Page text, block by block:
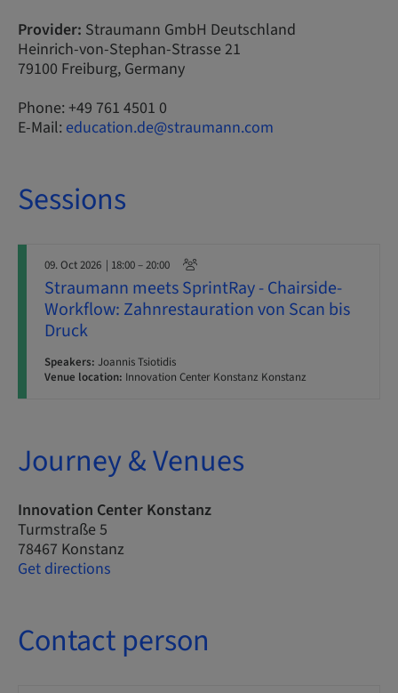
Provider: Straumann GmbH Deutschland
Heinrich-von-Stephan-Strasse 21
79100 Freiburg, Germany
Phone: +49 761 4501 0
E-Mail: education.de@straumann.com
Sessions
09. Oct 2026 | 18:00 – 20:00
Straumann meets SprintRay - Chairside-
Workflow: Zahnrestauration von Scan bis
Druck
Speakers: Joannis Tsiotidis
Venue location: Innovation Center Konstanz Konstanz
Journey & Venues
Innovation Center Konstanz
Turmstraße 5
78467 Konstanz
Get directions
Contact person